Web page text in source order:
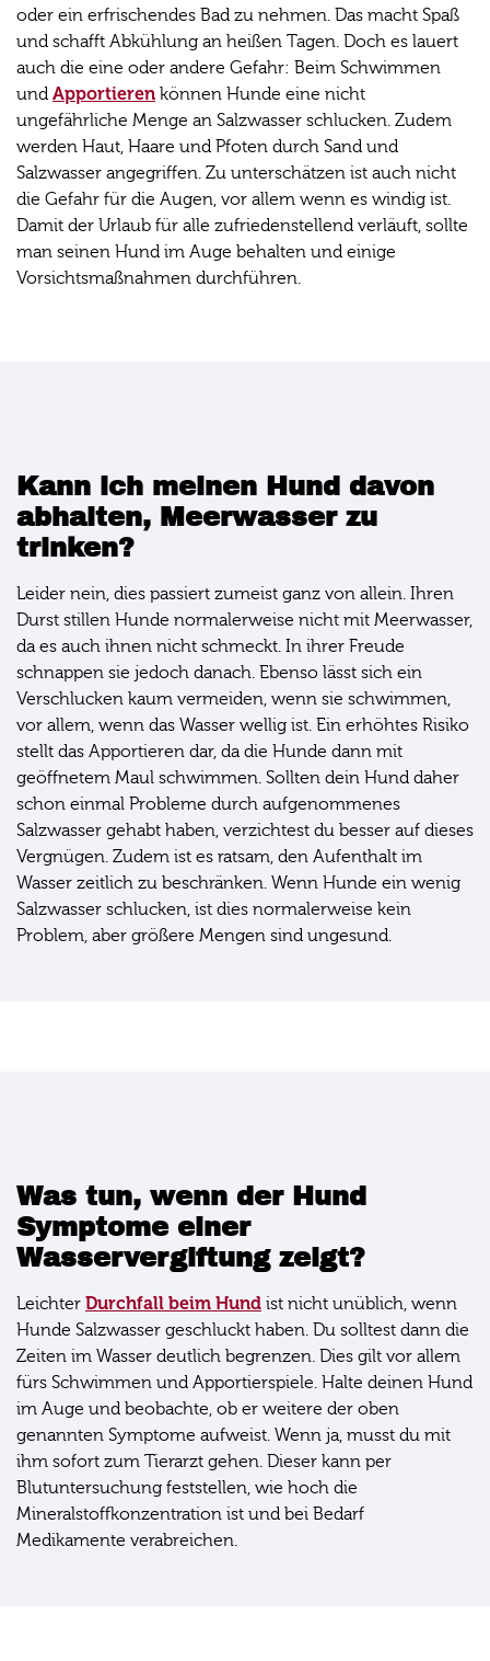
oder ein erfrischendes Bad zu nehmen. Das macht Spaß
und schafft Abkühlung an heißen Tagen. Doch es lauert
auch die eine oder andere Gefahr: Beim Schwimmen
und Apportieren können Hunde eine nicht
ungefährliche Menge an Salzwasser schlucken. Zudem
werden Haut, Haare und Pfoten durch Sand und
Salzwasser angegriffen. Zu unterschätzen ist auch nicht
die Gefahr für die Augen, vor allem wenn es windig ist.
Damit der Urlaub für alle zufriedenstellend verläuft, sollte
man seinen Hund im Auge behalten und einige
Vorsichtsmaßnahmen durchführen.
Kann ich meinen Hund davon
abhalten, Meerwasser zu
trinken?
Leider nein, dies passiert zumeist ganz von allein. Ihren
Durst stillen Hunde normalerweise nicht mit Meerwasser,
da es auch ihnen nicht schmeckt. In ihrer Freude
schnappen sie jedoch danach. Ebenso lässt sich ein
Verschlucken kaum vermeiden, wenn sie schwimmen,
vor allem, wenn das Wasser wellig ist. Ein erhöhtes Risiko
stellt das Apportieren dar, da die Hunde dann mit
geöffnetem Maul schwimmen. Sollten dein Hund daher
schon einmal Probleme durch aufgenommenes
Salzwasser gehabt haben, verzichtest du besser auf dieses
Vergnügen. Zudem ist es ratsam, den Aufenthalt im
Wasser zeitlich zu beschränken. Wenn Hunde ein wenig
Salzwasser schlucken, ist dies normalerweise kein
Problem, aber größere Mengen sind ungesund.
Was tun, wenn der Hund
Symptome einer
Wasservergiftung zeigt?
Leichter Durchfall beim Hund ist nicht unüblich, wenn
Hunde Salzwasser geschluckt haben. Du solltest dann die
Zeiten im Wasser deutlich begrenzen. Dies gilt vor allem
fürs Schwimmen und Apportierspiele. Halte deinen Hund
im Auge und beobachte, ob er weitere der oben
genannten Symptome aufweist. Wenn ja, musst du mit
ihm sofort zum Tierarzt gehen. Dieser kann per
Blutuntersuchung feststellen, wie hoch die
Mineralstoffkonzentration ist und bei Bedarf
Medikamente verabreichen.